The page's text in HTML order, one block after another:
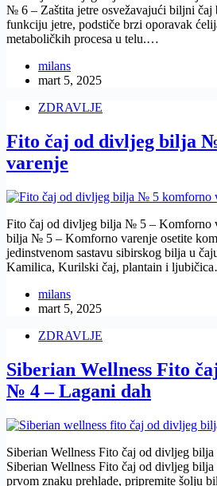
№ 6 – Zaštita jetre osvežavajući biljni čaj
funkciju jetre, podstiče brzi oporavak
metaboličkih procesa u telu.…
milans
mart 5, 2025
ZDRAVLJE
Fito čaj od divljeg bilja
varenje
Fito čaj od divljeg bilja № 5 – Komforno
bilja № 5 – Komforno varenje osetite
jedinstvenom sastavu sibirskog bilja u
Kamilica, Kurilski čaj, plantain i
milans
mart 5, 2025
ZDRAVLJE
Siberian Wellness Fito
№ 4 – Lagani dah
Siberian Wellness Fito čaj od divljeg
Siberian Wellness Fito čaj od divljeg
prvom znaku prehlade, pripremite šolju